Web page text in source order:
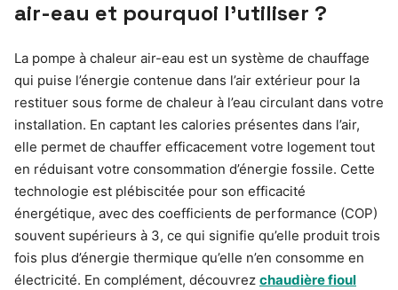
air-eau et pourquoi l’utiliser ?
La pompe à chaleur air-eau est un système de chauffage
qui puise l’énergie contenue dans l’air extérieur pour la
restituer sous forme de chaleur à l’eau circulant dans votre
installation. En captant les calories présentes dans l’air,
elle permet de chauffer efficacement votre logement tout
en réduisant votre consommation d’énergie fossile. Cette
technologie est plébiscitée pour son efficacité
énergétique, avec des coefficients de performance (COP)
souvent supérieurs à 3, ce qui signifie qu’elle produit trois
fois plus d’énergie thermique qu’elle n’en consomme en
électricité. En complément, découvrez chaudière fioul